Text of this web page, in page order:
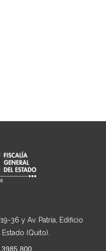
36 y Av. Patria, Edificio
(Quito).
3985 800